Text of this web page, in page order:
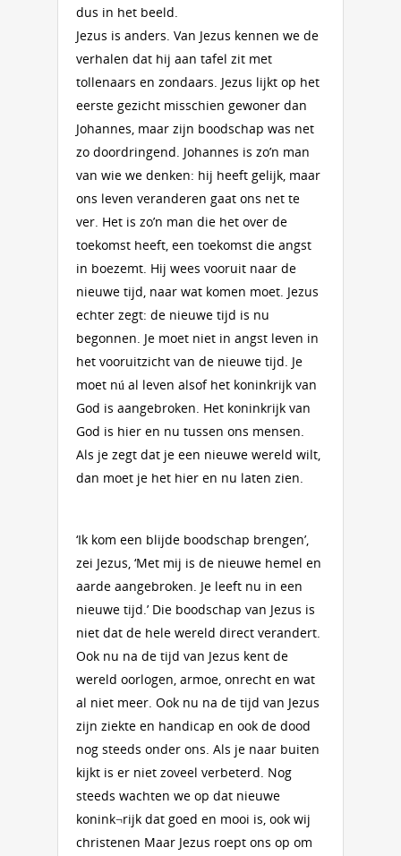
dus in het beeld.
Jezus is anders. Van Jezus kennen we de
verhalen dat hij aan tafel zit met
tollenaars en zondaars. Jezus lijkt op het
eerste gezicht misschien gewoner dan
Johannes, maar zijn boodschap was net
zo doordringend. Johannes is zo’n man
van wie we denken: hij heeft gelijk, maar
ons leven veranderen gaat ons net te
ver. Het is zo’n man die het over de
toekomst heeft, een toekomst die angst
in boezemt. Hij wees vooruit naar de
nieuwe tijd, naar wat komen moet. Jezus
echter zegt: de nieuwe tijd is nu
begonnen. Je moet niet in angst leven in
het vooruitzicht van de nieuwe tijd. Je
moet nú al leven alsof het koninkrijk van
God is aangebroken. Het koninkrijk van
God is hier en nu tussen ons mensen.
Als je zegt dat je een nieuwe wereld wilt,
dan moet je het hier en nu laten zien.
‘Ik kom een blijde boodschap brengen’,
zei Jezus, ‘Met mij is de nieuwe hemel en
aarde aangebroken. Je leeft nu in een
nieuwe tijd.’ Die boodschap van Jezus is
niet dat de hele wereld direct verandert.
Ook nu na de tijd van Jezus kent de
wereld oorlogen, armoe, onrecht en wat
al niet meer. Ook nu na de tijd van Jezus
zijn ziekte en handicap en ook de dood
nog steeds onder ons. Als je naar buiten
kijkt is er niet zoveel verbeterd. Nog
steeds wachten we op dat nieuwe
konink¬rijk dat goed en mooi is, ook wij
christenen Maar Jezus roept ons op om